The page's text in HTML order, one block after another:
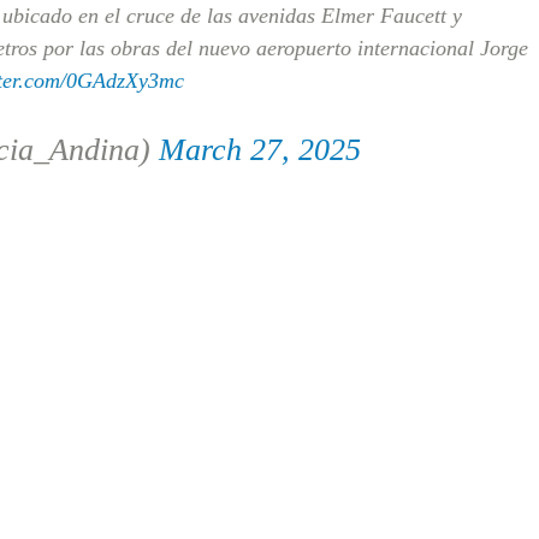
en el cruce de las avenidas Elmer Faucett y
por las obras del nuevo aeropuerto internacional Jorge
0GAdzXy3mc
March 27, 2025